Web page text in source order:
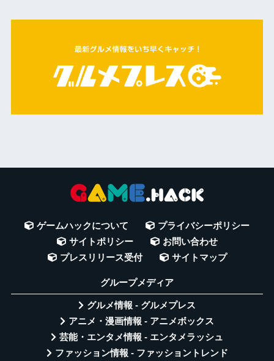
ゲームハックについて
プライバシーポリシー
サイトポリシー
お問い合わせ
プレスリリース受付
サイトマップ
グループメディア
グルメ情報 - グルメプレス
アニメ・漫画情報 - アニメボックス
芸能・エンタメ情報 - エンタメラッシュ
ファッション情報 - ファッショントレンド